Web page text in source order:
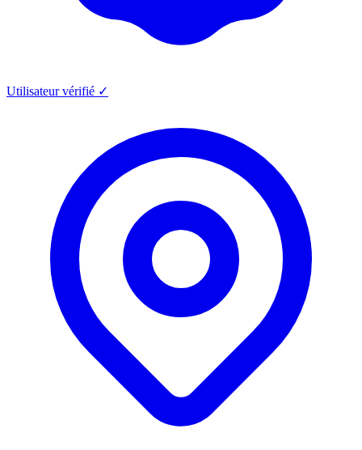
Utilisateur vérifié ✓